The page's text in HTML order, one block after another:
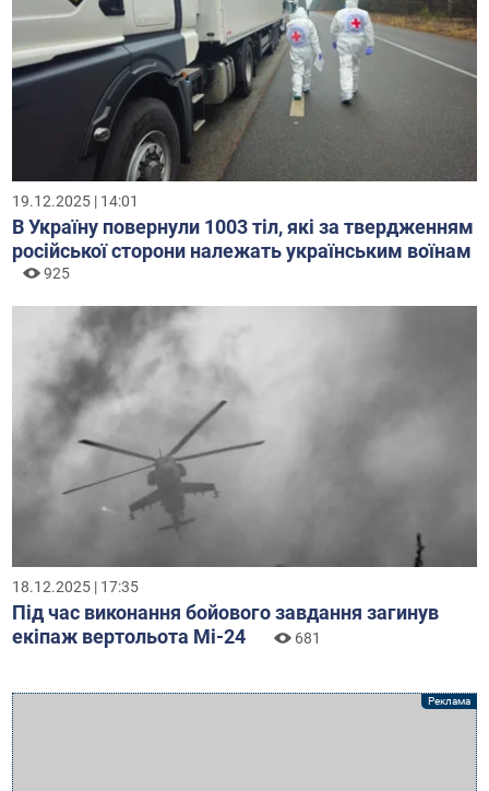
19.12.2025 | 14:01
В Україну повернули 1003 тіл, які за твердженням
російської сторони належать українським воїнам
925
18.12.2025 | 17:35
Під час виконання бойового завдання загинув
екіпаж вертольота Мі-24
681